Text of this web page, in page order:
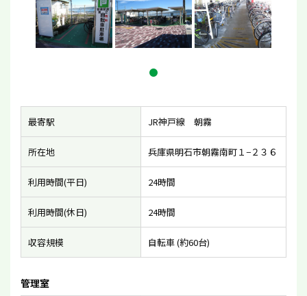
最寄駅 JR神戸線 朝霧
所在地 兵庫県明石市朝霧南町１−２３６
利用時間(平日) 24時間
利用時間(休日) 24時間
収容規模 自転車 (約60台)
管理室